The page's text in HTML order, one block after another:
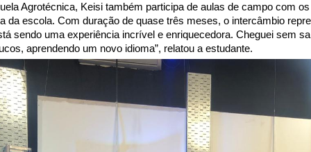
Agrotécnica, Keisi também participa de aulas de campo com
da escola. Com duração de quase três meses, o intercâmbio
sendo uma experiência incrível e enriquecedora. Cheguei sem
aprendendo um novo idioma”, relatou a estudante.